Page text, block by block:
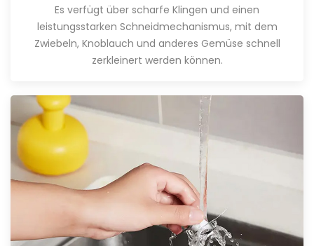
Es verfügt über scharfe Klingen und einen
leistungsstarken Schneidmechanismus, mit dem
Zwiebeln, Knoblauch und anderes Gemüse schnell
zerkleinert werden können.